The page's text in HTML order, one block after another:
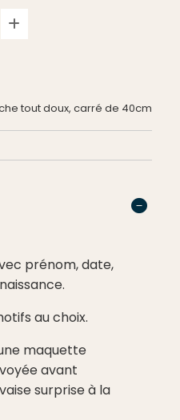
tout doux, carré de 40cm
prénom, date,
au choix.
maquette
avant
surprise à la